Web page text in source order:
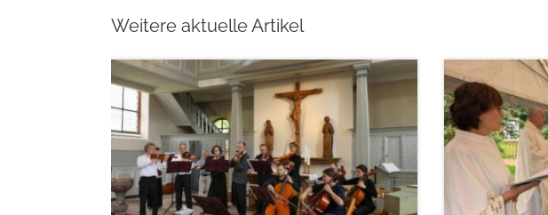
Weitere aktuelle Artikel
weiterlesen